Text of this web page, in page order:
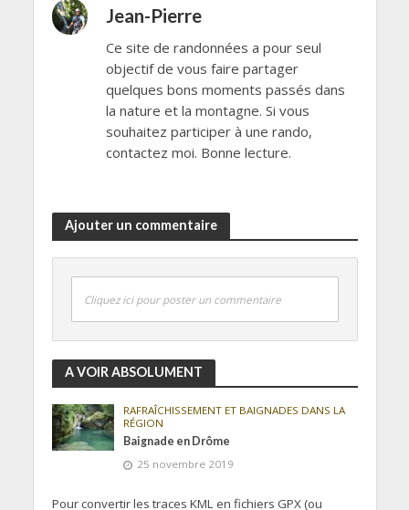
Jean-Pierre
Ce site de randonnées a pour seul
objectif de vous faire partager
quelques bons moments passés dans
la nature et la montagne. Si vous
souhaitez participer à une rando,
contactez moi. Bonne lecture.
Ajouter un commentaire
Cliquez ici pour poster un commentaire
A VOIR ABSOLUMENT
RAFRAÎCHISSEMENT ET BAIGNADES DANS LA
RÉGION
Baignade en Drôme
25 novembre 2019
Pour convertir les traces KML en fichiers GPX (ou